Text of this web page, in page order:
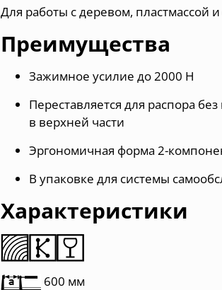
Для работы с деревом, пластмассой
Преимущества
Зажимное усилие до 2000 Н
Переставляется для распора
в верхней части
Эргономичная форма 2-
В упаковке для системы
Характеристики
600 мм